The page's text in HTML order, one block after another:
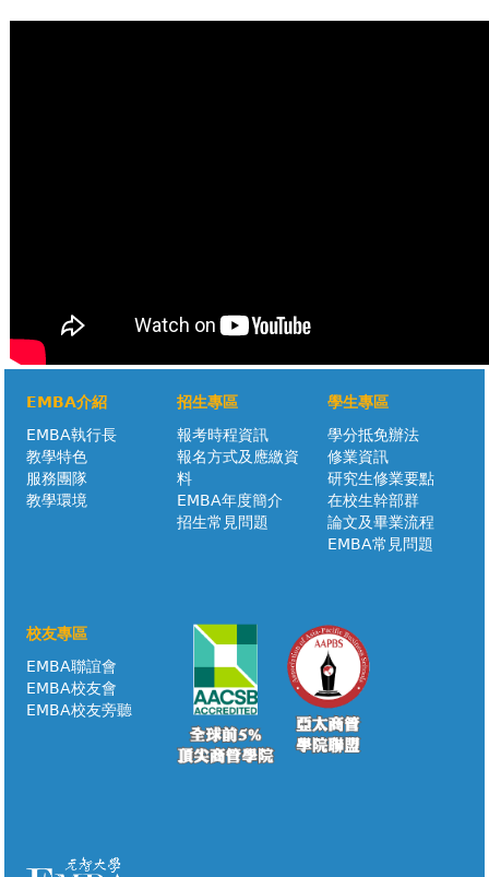
EMBA介紹
EMBA執行長
教學特色
服務團隊
教學環境
招生專區
報考時程資訊
報名方式及應繳資
料
EMBA年度簡介
招生常見問題
學生專區
學分抵免辦法
修業資訊
研究生修業要點
在校生幹部群
論文及畢業流程
EMBA常見問題
校友專區
EMBA聯誼會
EMBA校友會
EMBA校友旁聽